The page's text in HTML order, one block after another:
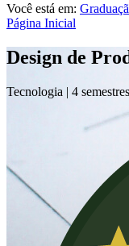
Você está em:
Página Inicial
Design de
Tecnologia | 4